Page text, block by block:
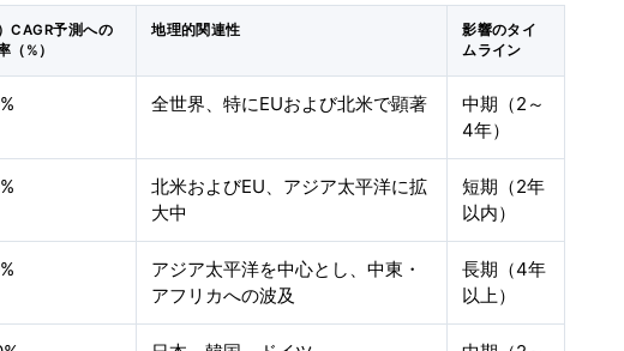
CAGR予測への
（%）
地理的関連性
影響のタイ
ムライン
全世界、特にEUおよび北米で顕著
中期（2～
4年）
北米およびEU、アジア太平洋に拡
大中
短期（2年
以内）
アジア太平洋を中心とし、中東・
アフリカへの波及
長期（4年
以上）